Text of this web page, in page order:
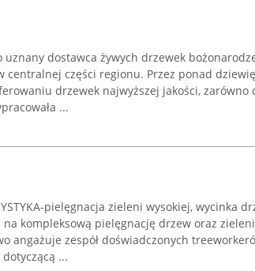
uznany dostawca żywych drzewek
centralnej części regionu. Przez ponad
drzewek najwyższej jakości, zarówno
...
pielęgnacja zieleni wysokiej, wycinka
kompleksową pielęgnację drzew oraz
angażuje zespół doświadczonych
...